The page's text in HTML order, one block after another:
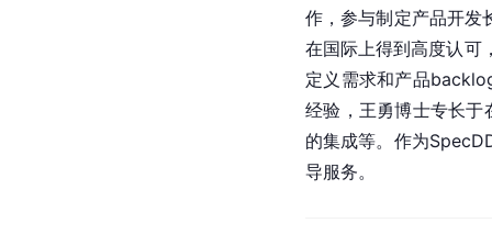
作，参与制定产品开发
在国际上得到高度认可
定义需求和产品
经验，王勇博士专长于
的集成等。作为
导服务。